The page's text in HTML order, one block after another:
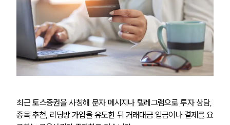
최근 토스증권을 사칭해 문자 메시지나 텔레그램으로 투자 상담,
종목 추천, 리딩방 가입을 유도한 뒤 거래대금 입금이나 결제를 요